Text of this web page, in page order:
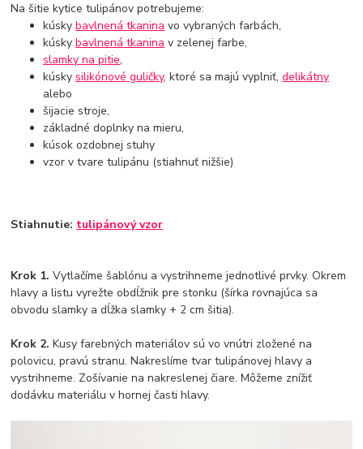
čierna kúpelňová batéria
vaňa retro
voľne stojaca vaňa
retro kúpeľne
Nákup tovaru pre firmy bez DPH
Bez DPH
Ako znížiť náklady
szco nakup bez dph nakupovanie na firmu bez dph
nákup bez dph v eu ň
Na šitie kytice tulipánov potrebujeme:
kúskybavlnená tkanina vo vybraných farbách,
kúskybavlnená tkanina v zelenej farbe,
slamky na pitie,
kúskysilikónové guličky, ktoré sa majú vyplniť,delikátny
alebo
šijacie stroje,
základné doplnky na mieru,
kúsok ozdobnej stuhy
vzor v tvare tulipánu (stiahnuť nižšie)
Stiahnutie: tulipánový vzor
Krok 1.Vytlačíme šablónu a vystrihneme jednotlivé prvky. Okrem
hlavy a listu vyrežte obdĺžnik pre stonku (šírka rovnajúca sa
obvodu slamky a dĺžka slamky + 2 cm šitia).
Krok 2.Kusy farebných materiálov sú vo vnútri zložené na
polovicu, pravú stranu. Nakreslíme tvar tulipánovej hlavy a
vystrihneme. Zošívanie na nakreslenej čiare. Môžeme znížiť
dodávku materiálu v hornej časti hlavy.